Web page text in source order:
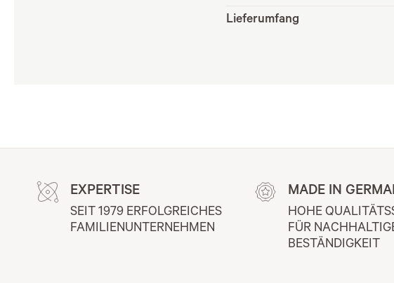
Lieferumfang
EXPERTISE
SEIT 1979 ERFOLGREICHES
FAMILIENUNTERNEHMEN
MADE IN
HOHE
FÜR
BESTÄNDIGKEIT